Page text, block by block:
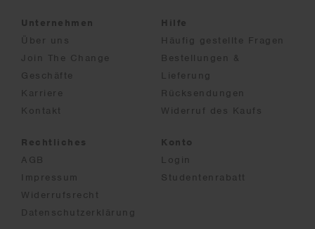
Unternehmen
Über uns
Join The Change
Geschäfte
Karriere
Kontakt
Hilfe
Häufig gestellte Fragen
Bestellungen &
Lieferung
Rücksendungen
Widerruf des Kaufs
Rechtliches
AGB
Impressum
Widerrufsrecht
Datenschutzerklärung
Konto
Login
Studentenrabatt